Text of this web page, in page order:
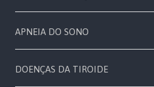
APNEIA DO SONO
DOENÇAS DA TIROIDE